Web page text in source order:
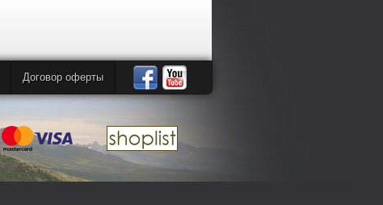
Договор оферты
Автомандры
Автомандры